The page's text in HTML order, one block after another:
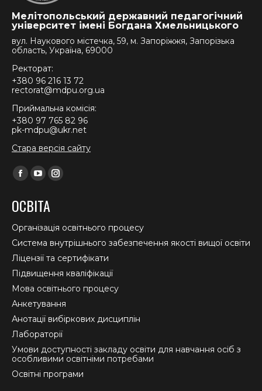
Мелітопольський державний педагогічний
університет імені Богдана Хмельницького
вул. Наукового містечка, 59, м. Запоріжжя, Запорізька
область, Україна, 69000
Ректорат:
+380 96 216 13 72
rectorat@mdpu.org.ua
Приймальна комісія:
+380 97 765 82 96
pk-mdpu@ukr.net
Стара версія сайту
Find us on:
Facebook
opens
in
new
window
YouTube
opens
in
new
window
Instagram
in
new
window
ОСВІТА
Організація освітнього процесу
Система внутрішнього забезпечення якості вищої освіти
Ліцензії та сертифікати
Підвищення кваліфікації
Мова освітнього процесу
Анкетування
Анотації вибіркових дисциплін
Лабораторії
Умови доступності закладу освіти для навчання осіб з
особливими освітніми потребами
Освітні програми